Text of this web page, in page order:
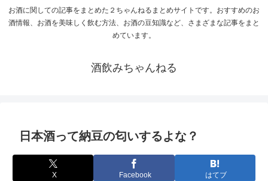
お酒に関しての記事をまとめた２ちゃんねるまとめサイトです。おすすめのお
酒情報、お酒を美味しく飲む方法、お酒の豆知識など、さまざまな記事をまと
めています。
酒飲みちゃんねる
日本酒って納豆の匂いするよな？
X Facebook はてブ